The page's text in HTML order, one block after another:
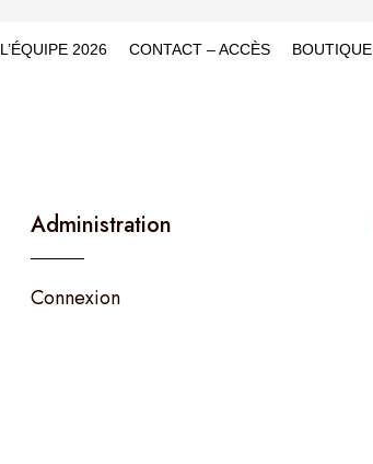
L’ÉQUIPE 2026 CONTACT – ACCÈS BOUTIQUE
Administration
Connexion